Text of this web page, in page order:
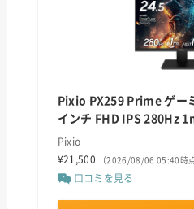
Pixio PX259 Prime ゲー
インチ FHD IPS 280Hz
Pixio
¥21,500
（2026/08/06 05:40時
口コミを見る